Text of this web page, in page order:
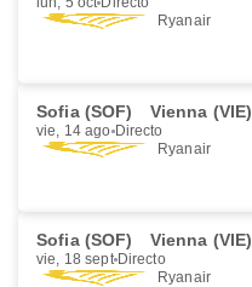
Ryanair
Sofia (SOF) Vienna (VIE)
vie, 14 ago Directo
Ryanair
Sofia (SOF) Vienna (VIE)
vie, 18 sept Directo
Ryanair